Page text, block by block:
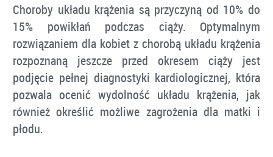
Choroby układu krążenia są przyczyną od 10% do
15% powikłań podczas ciąży. Optymalnym
rozwiązaniem dla kobiet z chorobą układu krążenia
rozpoznaną jeszcze przed okresem ciąży jest
podjęcie pełnej diagnostyki kardiologicznej, która
pozwala ocenić wydolność układu krążenia, jak
również określić możliwe zagrożenia dla matki i
płodu.